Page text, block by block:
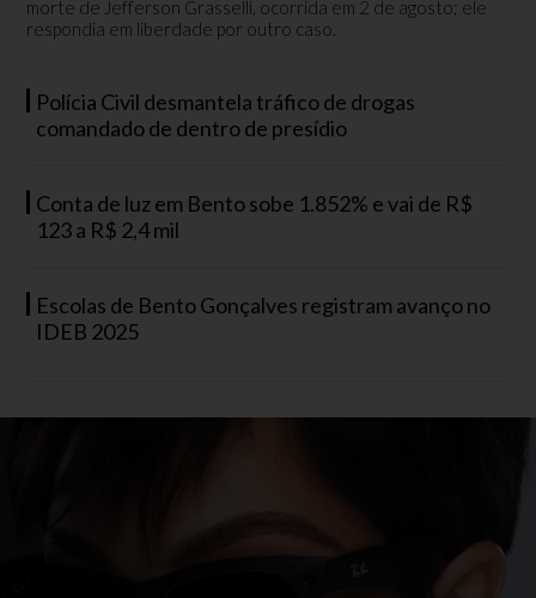
morte de Jefferson Grasselli, ocorrida em 2 de agosto; ele
respondia em liberdade por outro caso.
Polícia Civil desmantela tráfico de drogas
comandado de dentro de presídio
Conta de luz em Bento sobe 1.852% e vai de R$
123 a R$ 2,4 mil
Escolas de Bento Gonçalves registram avanço no
IDEB 2025